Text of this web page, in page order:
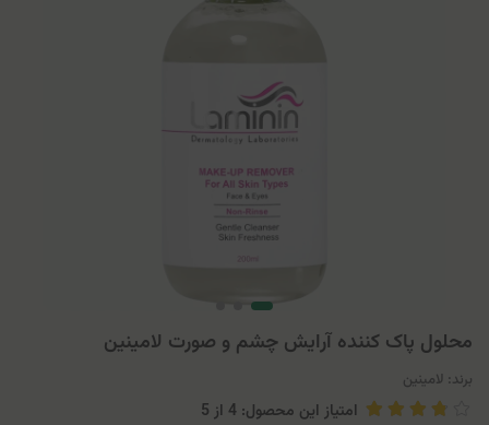
محلول پاک کننده آرایش چشم و صورت لامینین
برند: لامینین
امتیاز این محصول: 4 از 5